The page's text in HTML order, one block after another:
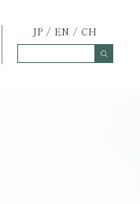
JP EN CH